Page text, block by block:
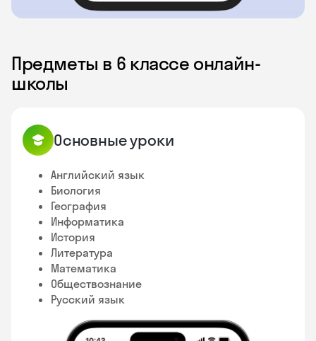
Предметы в 6 классе онлайн-
школы
Основные уроки
Английский язык
Биология
География
Информатика
История
Литература
Математика
Обществознание
Русский язык